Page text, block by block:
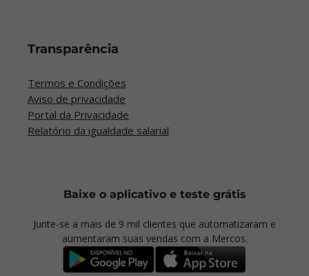
Transparência
Termos e Condições
Aviso de privacidade
Portal da Privacidade
Relatório da igualdade salarial
Baixe o aplicativo e teste grátis
Junte-se a mais de 9 mil clientes que automatizaram e
aumentaram suas vendas com a Mercos.